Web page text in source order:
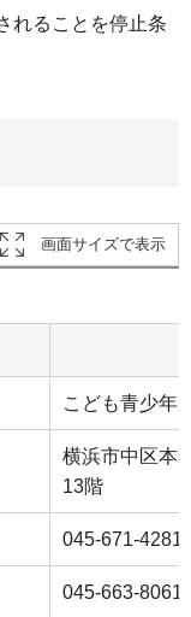
れることを停止条
画面サイズで表示
こども青少年
横浜市中区本
13階
045-671-4281
045-663-8061